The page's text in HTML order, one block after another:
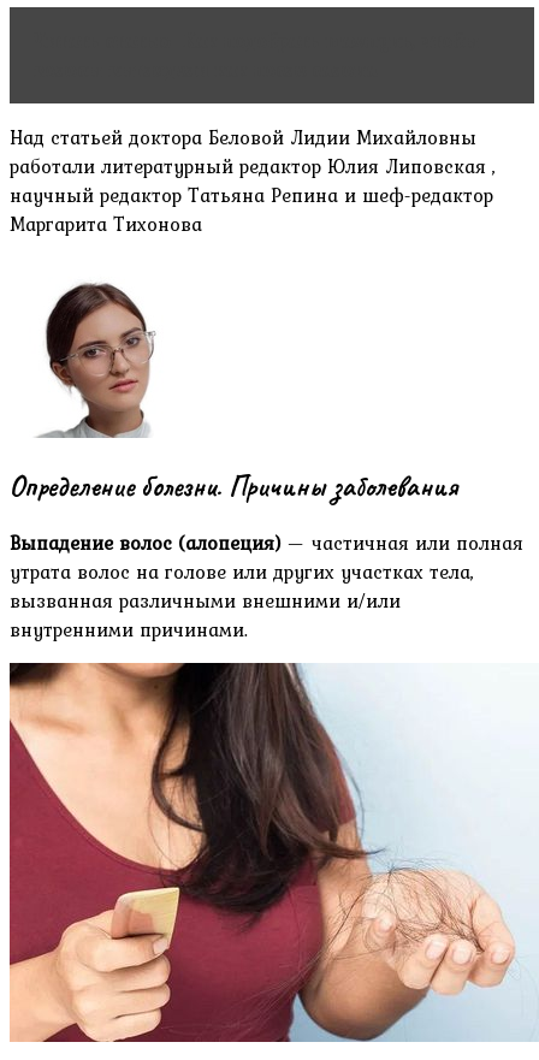
Над статьей доктора Беловой Лидии Михайловны
работали литературный редактор Юлия Липовская ,
научный редактор Татьяна Репина и шеф-редактор
Маргарита Тихонова
Определение болезни. Причины заболевания
Выпадение волос (алопеция) — частичная или полная
утрата волос на голове или других участках тела,
вызванная различными внешними и/или
внутренними причинами.